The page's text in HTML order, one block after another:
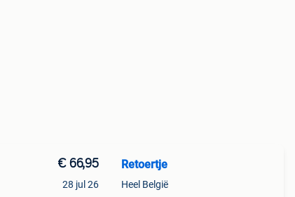
€ 66,95
28 jul 26
Retoertje
Heel België